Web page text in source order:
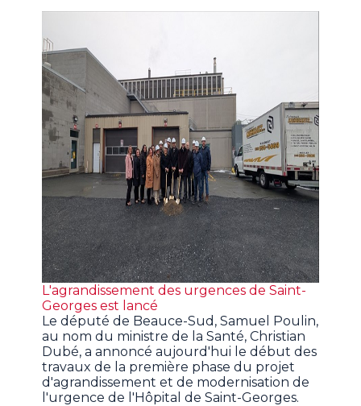
L'agrandissement des urgences de Saint-
Georges est lancé
Le député de Beauce-Sud, Samuel Poulin,
au nom du ministre de la Santé, Christian
Dubé, a annoncé aujourd'hui le début des
travaux de la première phase du projet
d'agrandissement et de modernisation de
l'urgence de l'Hôpital de Saint-Georges.